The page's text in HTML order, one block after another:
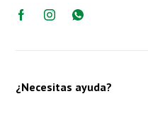
¿Necesitas ayuda?